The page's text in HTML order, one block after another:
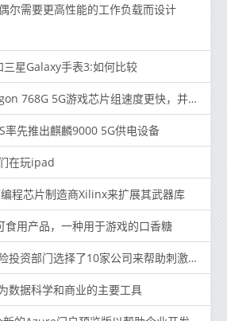
尔需要更高性能的工作负载而设计
星Galaxy手表3:如何比较
5G游戏芯片组速度更快，并支持可更新的GPU驱动程序
先推出麒麟9000 5G供电设备
在玩ipad
程芯片制造商Xilinx来扩展其武器库
食用产品，一种用于游戏的口香糖
门选择了10家公司来帮助刺激智能家居技术市场
数据科学和商业的主要工具